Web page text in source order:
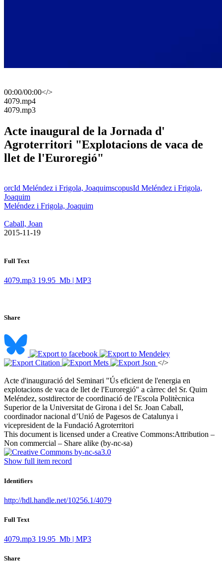
00:00/00:00</>
​4079.mp4
​4079.mp3
Acte inaugural de la Jornada d'
Agroterritori "Explotacions de vaca de
llet de l'Euroregió"
orcId Meléndez i Frigola, JoaquimscopusId Meléndez i Frigola,
Joaquim
Meléndez i Frigola, Joaquim
Caball, Joan
​ 2015-11-19
Full Text
4079.mp3 19.95 Mb | MP3
Share
</>
Acte d'inauguració del Seminari "Ús eficient de l'energia en
explotacions de vaca de llet de l'Euroregió" a càrrec del Sr. Quim
Meléndez, sostdirector de coordinació de l'Escola Politècnica
Superior de la Universitat de Girona i del Sr. Joan Caball,
coordinador nacional d’Unió de Pagesos de Catalunya i
vicepresident de la Fundació Agroterritori ​
This document is licensed under a Creative Commons:Attribution –
Non commercial – Share alike (by-nc-sa)
Show full item record
Identifiers
http://hdl.handle.net/10256.1/4079
Full Text
4079.mp3 19.95 Mb | MP3
Share